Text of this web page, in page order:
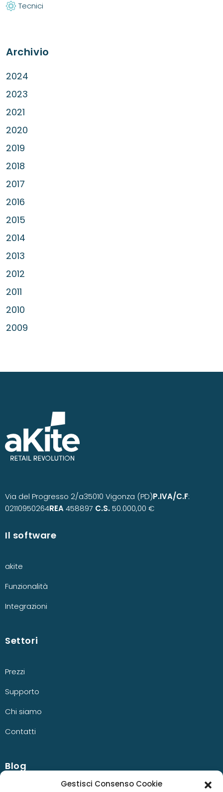
Gestisci Consenso Cookie
Tecnici
Archivio
2024
2023
2021
2020
2019
2018
2017
2016
2015
2014
2013
2012
2011
2010
2009
Via del Progresso 2/a35010 Vigonza (PD)P.IVA/C.F:
02110950264REA458897 C.S.50.000,00 €
Il software
akite
Funzionalità
Integrazioni
Settori
Prezzi
Supporto
Chi siamo
Contatti
Blog